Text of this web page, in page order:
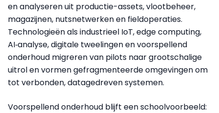
en analyseren uit productie-assets, vlootbeheer,
magazijnen, nutsnetwerken en fieldoperaties.
Technologieën als industrieel IoT, edge computing,
AI‑analyse, digitale tweelingen en voorspellend
onderhoud migreren van pilots naar grootschalige
uitrol en vormen gefragmenteerde omgevingen om
tot verbonden, datagedreven systemen.
Voorspellend onderhoud blijft een schoolvoorbeeld: